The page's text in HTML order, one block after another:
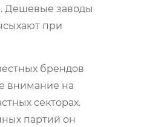
Дешевые заводы
при
брендов
внимание на
секторах.
партий он